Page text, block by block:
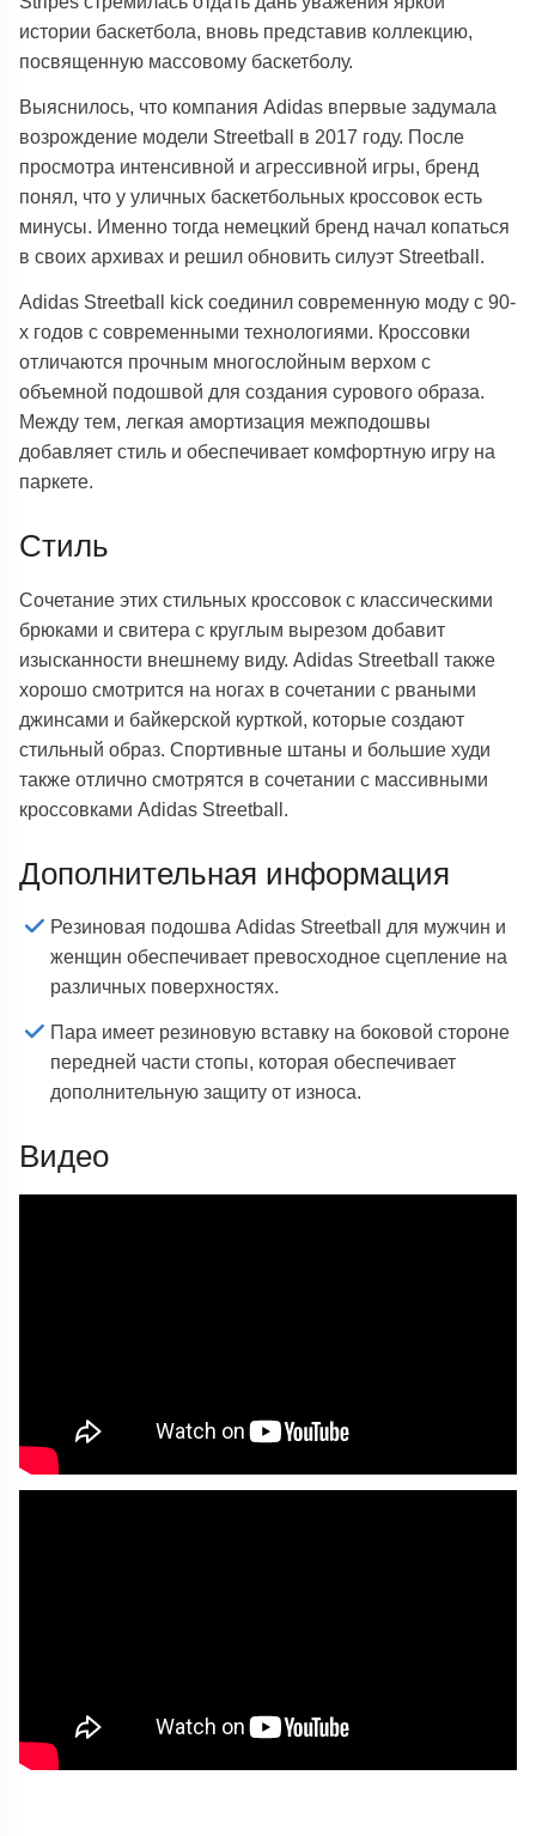
истории баскетбола, вновь представив коллекцию,
посвященную массовому баскетболу.
Выяснилось, что компания Adidas впервые задумала
возрождение модели Streetball в 2017 году. После
просмотра интенсивной и агрессивной игры, бренд
понял, что у уличных баскетбольных кроссовок есть
минусы. Именно тогда немецкий бренд начал копаться
в своих архивах и решил обновить силуэт Streetball.
Adidas Streetball kick соединил современную моду с 90-
х годов с современными технологиями. Кроссовки
отличаются прочным многослойным верхом с
объемной подошвой для создания сурового образа.
Между тем, легкая амортизация межподошвы
добавляет стиль и обеспечивает комфортную игру на
паркете.
Стиль
Сочетание этих стильных кроссовок с классическими
брюками и свитера с круглым вырезом добавит
изысканности внешнему виду. Adidas Streetball также
хорошо смотрится на ногах в сочетании с рваными
джинсами и байкерской курткой, которые создают
стильный образ. Спортивные штаны и большие худи
также отлично смотрятся в сочетании с массивными
кроссовками Adidas Streetball.
Дополнительная информация
Резиновая подошва Adidas Streetball для мужчин и
женщин обеспечивает превосходное сцепление на
различных поверхностях.
Пара имеет резиновую вставку на боковой стороне
передней части стопы, которая обеспечивает
дополнительную защиту от износа.
Видео